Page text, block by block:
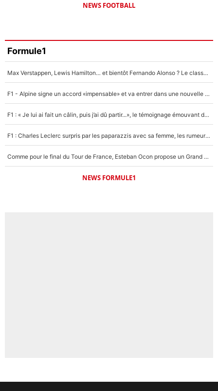
NEWS FOOTBALL
Formule1
Max Verstappen, Lewis Hamilton… et bientôt Fernando Alonso ? Le classement des pilotes les mieux payés en Formule 1 risque de changer !
F1 - Alpine signe un accord «impensable» et va entrer dans une nouvelle dimension : Grande nouvelle pour Pierre Gasly !
F1 : « Je lui ai fait un câlin, puis j’ai dû partir...», le témoignage émouvant de Max Verstappen sur sa fille
F1 : Charles Leclerc surpris par les paparazzis avec sa femme, les rumeurs étaient vraies !
Comme pour le final du Tour de France, Esteban Ocon propose un Grand Prix de Formule 1 à Paris : «Autour de l’Arc de Triomphe, ce serait génial» !
NEWS FORMULE1